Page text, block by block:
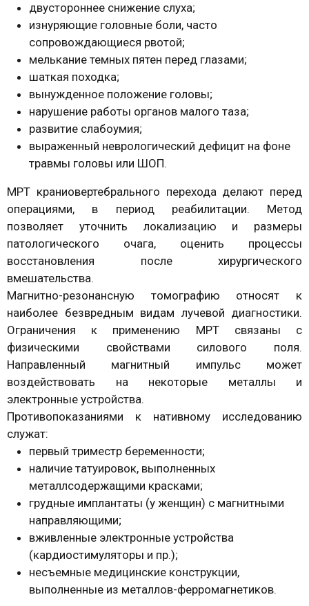
двустороннее снижение слуха;
изнуряющие головные боли, часто
сопровождающиеся рвотой;
мелькание темных пятен перед глазами;
шаткая походка;
вынужденное положение головы;
нарушение работы органов малого таза;
развитие слабоумия;
выраженный неврологический дефицит на фоне
травмы головы или ШОП.
МРТ краниовертебрального перехода делают перед
операциями, в период реабилитации. Метод
позволяет уточнить локализацию и размеры
патологического очага, оценить процессы
восстановления после хирургического
вмешательства.
Магнитно-резонансную томографию относят к
наиболее безвредным видам лучевой диагностики.
Ограничения к применению МРТ связаны с
физическими свойствами силового поля.
Направленный магнитный импульс может
воздействовать на некоторые металлы и
электронные устройства.
Противопоказаниями к нативному исследованию
служат:
первый триместр беременности;
наличие татуировок, выполненных
металлсодержащими красками;
грудные имплантаты (у женщин) с магнитными
направляющими;
вживленные электронные устройства
(кардиостимуляторы и пр.);
несъемные медицинские конструкции,
выполненные из металлов-ферромагнетиков.